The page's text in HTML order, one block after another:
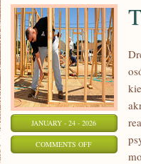
JANUARY - 24 - 2026
COMMENTS OFFON